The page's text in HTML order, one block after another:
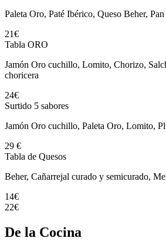
Paleta Oro, Paté Ibérico, Queso Beher,
21€
Tabla ORO
Jamón Oro cuchillo, Lomito, Chorizo,
choricera
24€
Surtido 5 sabores
Jamón Oro cuchillo, Paleta Oro, Lomito,
29 €
Tabla de Quesos
Beher, Cañarrejal curado y semicurado,
14€
22€
De la Cocina